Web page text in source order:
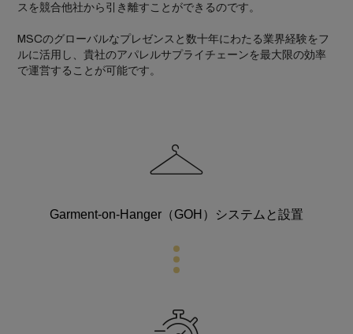
スを競合他社から引き離すことができるのです。
MSCのグローバルなプレゼンスと数十年にわたる業界経験をフ
ルに活用し、貴社のアパレルサプライチェーンを最大限の効率
で運営することが可能です。
Garment-on-Hanger（GOH）システムと設置